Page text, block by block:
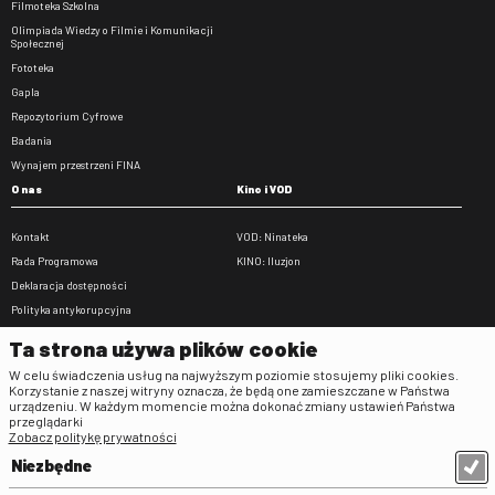
Filmoteka Szkolna
Olimpiada Wiedzy o Filmie i Komunikacji
Społecznej
Fototeka
Gapla
Repozytorium Cyfrowe
Badania
Wynajem przestrzeni FINA
O nas
Kontakt
Rada Programowa
Deklaracja dostępności
Polityka antykorupcyjna
Zamówienia publiczne
Praca w FINA
Kino i VOD
VOD: Ninateka
KINO: Iluzjon
Regulaminy
Klauzula informacyjna RODO
Ta strona używa plików cookie
W celu świadczenia usług na najwyższym poziomie stosujemy pliki cookies.
Korzystanie z naszej witryny oznacza, że będą one zamieszczane w Państwa
urządzeniu. W każdym momencie można dokonać zmiany ustawień Państwa
przeglądarki
Zobacz politykę prywatności
Niezbędne